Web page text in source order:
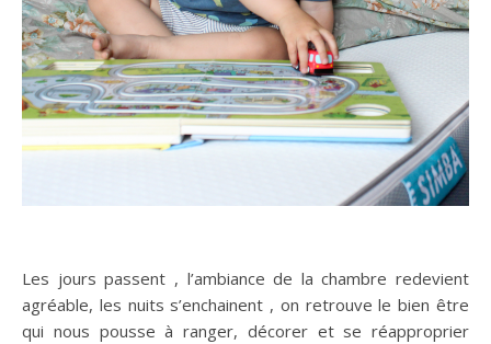
Les jours passent , l’ambiance de la chambre redevient
agréable, les nuits s’enchainent , on retrouve le bien être
qui nous pousse à ranger, décorer et se réapproprier